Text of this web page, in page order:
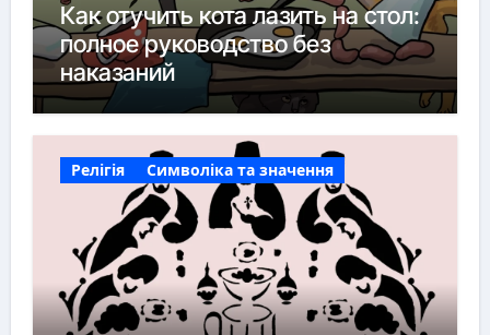
Как отучить кота лазить на стол:
полное руководство без
наказаний
Релігія Символіка та значення